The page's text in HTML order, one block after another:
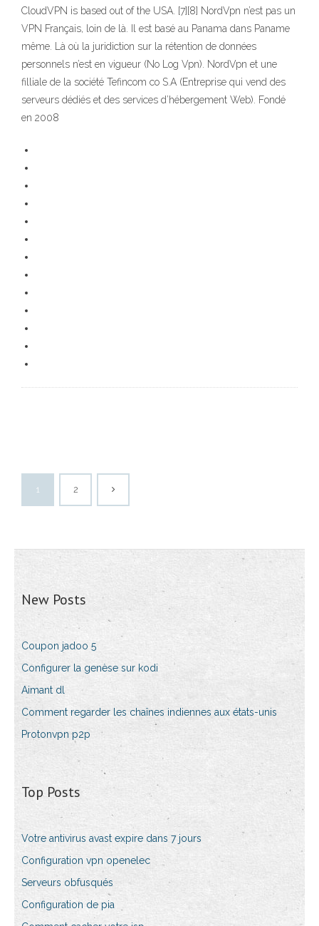
CloudVPN is based out of the USA. [7][8] NordVpn n’est pas un
VPN Français, loin de là. Il est basé au Panama dans Paname
même. Là où la juridiction sur la rétention de données
personnels n’est en vigueur (No Log Vpn). NordVpn et une
filliale de la société Tefincom co S.A (Entreprise qui vend des
serveurs dédiés et des services d’hébergement Web). Fondé
en 2008
1 2
New Posts
Coupon jadoo 5
Configurer la genèse sur kodi
Aimant dl
Comment regarder les chaînes indiennes aux états-unis
Protonvpn p2p
Top Posts
Votre antivirus avast expire dans 7 jours
Configuration vpn openelec
Serveurs obfusqués
Configuration de pia